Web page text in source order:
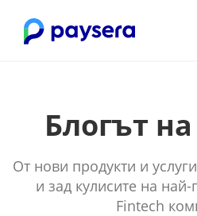
Блогът
От нови продукти и
и зад кулисите на най-
Fintech